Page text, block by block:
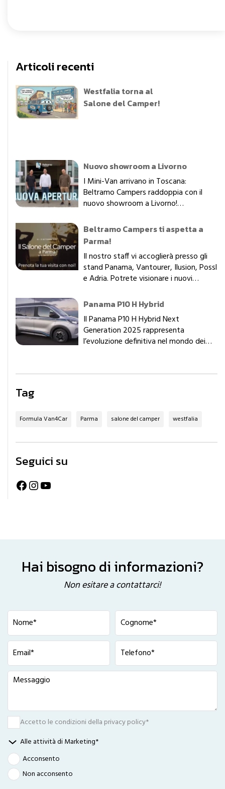
Articoli recenti
Westfalia torna al
Salone del Camper!
Nuovo showroom a Livorno
I Mini-Van arrivano in Toscana:
Beltramo Campers raddoppia con il
nuovo showroom a Livorno!
Campers! La nostra passione non si
ferma e siamo orgogliosi di annunciare
l’apertura di un nuovo punto vendita
interamente dedicato al segmento più
dinamico e versatile del momento: i
Mini-Van.
Beltramo Campers ti aspetta a
Parma!
Il nostro staff vi accoglierà presso gli
stand Panama, Vantourer, Ilusion, Possl
e Adria. Potrete visionare i nuovi
specialisti per comprendere al meglio le
caratteristiche tecniche e aiutarvi nella
scelta del veicolo in base alle vostre
esigenze.
Panama P10 H Hybrid
Il Panama P10 H Hybrid Next
Generation 2025 rappresenta
l’evoluzione definitiva nel mondo dei
compromessi e un design
versatile, ecologico e pronto a ogni
Tag
Formula Van4Car Parma salone del camper westfalia
Seguici su
Facebook
Instagram
YouTube
Hai bisogno di informazioni?
Non esitare a contattarci!
Seleziona la fascia oraria di preferenza
15.00 - 17.00
17.00 - 19.00
Accetto le condizioni della privacy policy*
Alle attività di Marketing*
Acconsento
Non acconsento